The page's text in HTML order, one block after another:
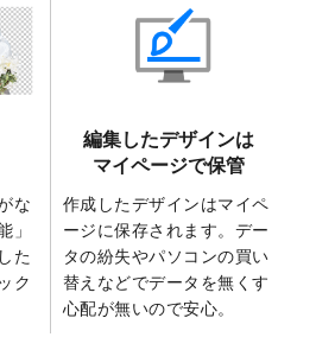
除機能
」を実装しました。
ザインテンプレートを追加しまし
ました。
グテープのデザインテンプレート
ました。
るデータ形式が増えました。
psd、eps、tifに対応）
版4月始まりのカレンダーデザイン
な
」
た
ク
編集したデザインは
マイページで保管
作成したデザインはマイペ
ージに保存されます。デー
タの紛失やパソコンの買い
替えなどでデータを無くす
心配が無いので安心。